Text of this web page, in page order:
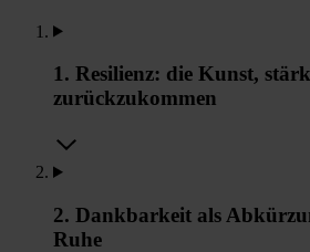
1. Resilienz: die Kunst,
zurückzukommen
2. Dankbarkeit als
Ruhe